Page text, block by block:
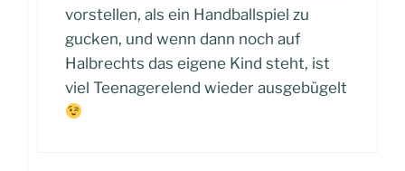
vorstellen, als ein Handballspiel zu
gucken, und wenn dann noch auf
Halbrechts das eigene Kind steht, ist
viel Teenagerelend wieder ausgebügelt